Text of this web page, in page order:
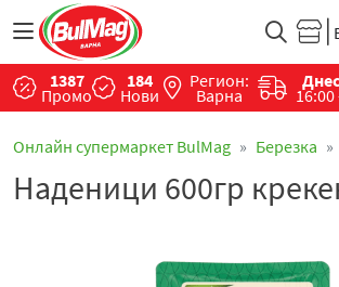
1387
Промо
184
Нови
Регион:
Варна 16:00
Онлайн супермаркет BulMag Березка
Наденици 600гр